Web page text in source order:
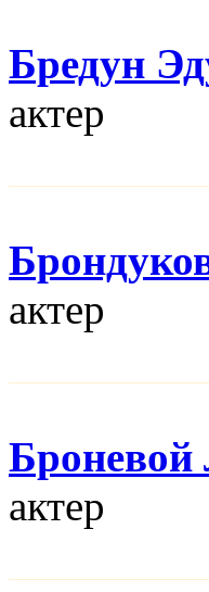
Бредун
актер
актер
Броневой
актер